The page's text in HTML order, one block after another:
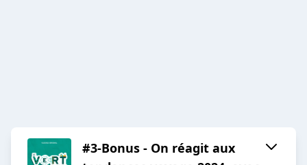
#3-Bonus - On réagit aux